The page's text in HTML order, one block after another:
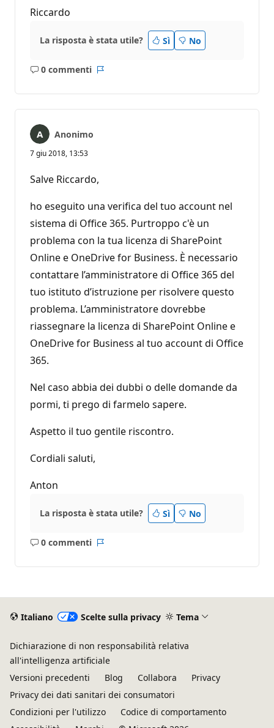
Riccardo
La risposta è stata utile? Sì No
0 commenti
Nessun
Anonimo
7 giu 2018, 13:53
Salve Riccardo,
ho eseguito una verifica del tuo account nel
sistema di Office 365. Purtroppo c'è un
problema con la tua licenza di SharePoint
Online e OneDrive for Business. È necessario
contattare l’amministratore di Office 365 del
tuo istituto d’istruzione per risolvere questo
problema. L’amministratore dovrebbe
riassegnare la licenza di SharePoint Online e
OneDrive for Business al tuo account di Office
365.
Nel caso abbia dei dubbi o delle domande da
pormi, ti prego di farmelo sapere.
Aspetto il tuo gentile riscontro.
Cordiali saluti,
Anton
La risposta è stata utile? Sì No
0 commenti
Nessun
Italiano Scelte sulla privacy Tema
Dichiarazione di non responsabilità relativa
all'intelligenza artificiale
Versioni precedenti
Blog Collabora
Privacy
Privacy dei dati sanitari dei consumatori
Condizioni per l'utilizzo
Codice di comportamento